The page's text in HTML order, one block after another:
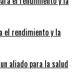
el rendimiento y la